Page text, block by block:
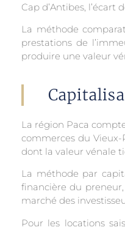
Cap d’Antibes,
La méthode
prestations de
produire une valeur
La région Paca
commerces du
dont la valeur vénale
La méthode par
financière du
marché des
Pour les locations